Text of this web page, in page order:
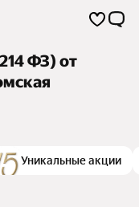
ФЗ) от
Уникальные акции